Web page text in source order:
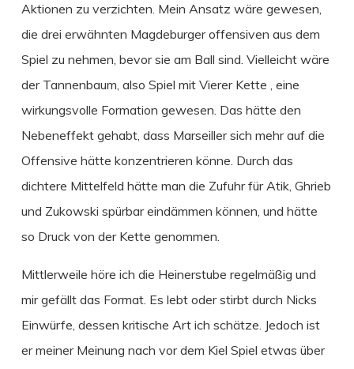
Aktionen zu verzichten. Mein Ansatz wäre gewesen,
die drei erwähnten Magdeburger offensiven aus dem
Spiel zu nehmen, bevor sie am Ball sind. Vielleicht wäre
der Tannenbaum, also Spiel mit Vierer Kette , eine
wirkungsvolle Formation gewesen. Das hätte den
Nebeneffekt gehabt, dass Marseiller sich mehr auf die
Offensive hätte konzentrieren könne. Durch das
dichtere Mittelfeld hätte man die Zufuhr für Atik, Ghrieb
und Zukowski spürbar eindämmen können, und hätte
so Druck von der Kette genommen.
Mittlerweile höre ich die Heinerstube regelmäßig und
mir gefällt das Format. Es lebt oder stirbt durch Nicks
Einwürfe, dessen kritische Art ich schätze. Jedoch ist
er meiner Meinung nach vor dem Kiel Spiel etwas über